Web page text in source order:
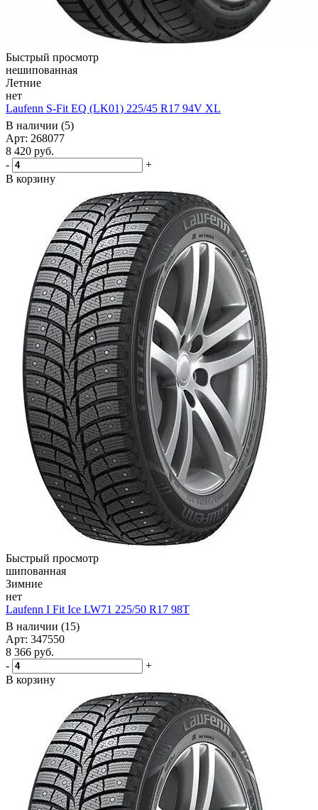
Быстрый просмотр
нешипованная
Летние
нет
Laufenn S-Fit EQ (LK01) 225/45 R17 94V XL
В наличии (5)
Арт: 268077
8 420 руб.
-
+
В корзину
Быстрый просмотр
шипованная
Зимние
нет
Laufenn I Fit Ice LW71 225/50 R17 98T
В наличии (15)
Арт: 347550
8 366 руб.
-
+
В корзину